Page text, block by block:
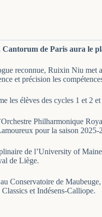
Cantorum de Paris aura le
reconnue, Ruixin Niu met
et précision les
les élèves des cycles 1 et 2
Philharmonique
pour la saison 2025-
de l’University of
de Liège.
Conservatoire de
et Indésens-Calliope.